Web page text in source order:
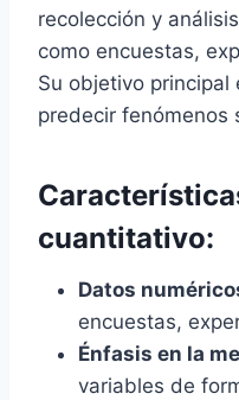
recolección y
como encuestas,
Su objetivo principal
predecir fenómenos
cuantitativo:
Datos
encuestas,
Énfasis en la
variables de